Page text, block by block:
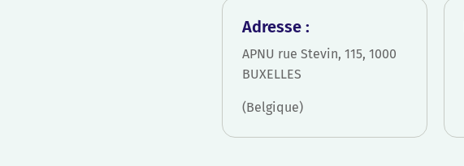
Adresse :
APNU rue Stevin, 115, 1000
BUXELLES
(Belgique)